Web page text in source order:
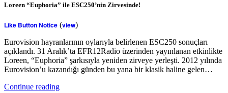
Loreen “Euphoria” ile ESC250’nin Zirvesinde!
Like Button Notice (view)
Eurovision hayranlarının oylarıyla belirlenen ESC250 sonuçları
açıklandı. 31 Aralık’ta EFR12Radio üzerinden yayınlanan etkinlikte
Loreen, “Euphoria” şarkısıyla yeniden zirveye yerleşti. 2012 yılında
Eurovision’u kazandığı günden bu yana bir klasik haline gelen…
Continue reading